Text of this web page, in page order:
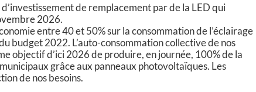
de remplacement par de la LED qui
2026.
entre 40 et 50% sur la consommation de l’éclairage
budget 2022. L’auto-consommation collective de nos
objectif d’ici 2026 de produire, en journée, 100% de la
grâce aux panneaux photovoltaïques. Les
de nos besoins.